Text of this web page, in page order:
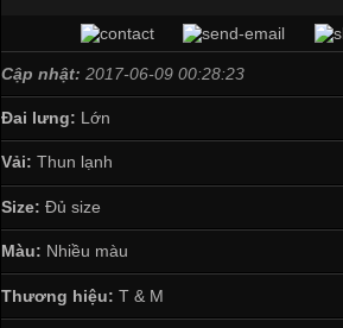
Cập nhật: 2017-06-09 00:28:23
Đai lưng: Lớn
Vải: Thun lạnh
Size: Đủ size
Màu: Nhiều màu
Thương hiệu: T & M